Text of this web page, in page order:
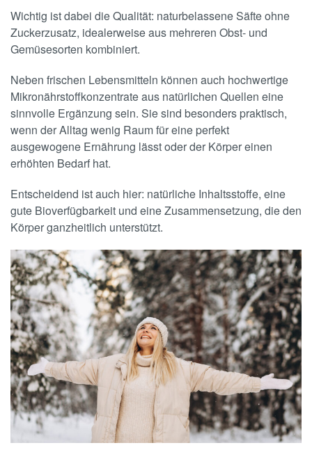
Wichtig ist dabei die Qualität: naturbelassene Säfte ohne
Zuckerzusatz, idealerweise aus mehreren Obst- und
Gemüsesorten kombiniert.
Neben frischen Lebensmitteln können auch hochwertige
Mikronährstoffkonzentrate aus natürlichen Quellen eine
sinnvolle Ergänzung sein. Sie sind besonders praktisch,
wenn der Alltag wenig Raum für eine perfekt
ausgewogene Ernährung lässt oder der Körper einen
erhöhten Bedarf hat.
Entscheidend ist auch hier: natürliche Inhaltsstoffe, eine
gute Bioverfügbarkeit und eine Zusammensetzung, die den
Körper ganzheitlich unterstützt.